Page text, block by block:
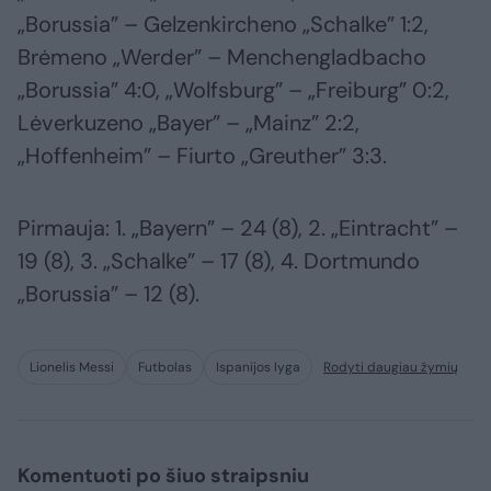
„Borussia” – Gelzenkircheno „Schalke” 1:2,
Brėmeno „Werder” – Menchengladbacho
„Borussia” 4:0, „Wolfsburg” – „Freiburg” 0:2,
Lėverkuzeno „Bayer” – „Mainz” 2:2,
„Hoffenheim” – Fiurto „Greuther” 3:3.
Pirmauja: 1. „Bayern” – 24 (8), 2. „Eintracht” –
19 (8), 3. „Schalke” – 17 (8), 4. Dortmundo
„Borussia” – 12 (8).
Lionelis Messi Futbolas Ispanijos lyga Rodyti daugiau žymių
Komentuoti po šiuo straipsniu